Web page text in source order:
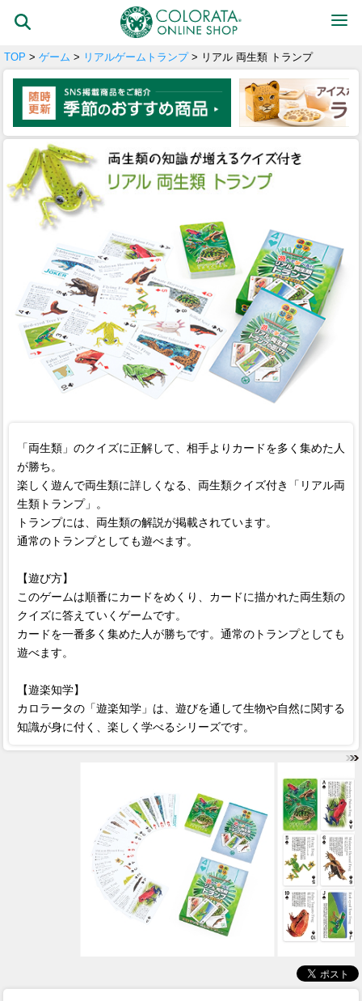
TOP > ゲーム > リアルゲームトランプ> リアル 両生類 トランプ
「両生類」のクイズに正解して、相手よりカードを多く集めた人
が勝ち。
楽しく遊んで両生類に詳しくなる、両生類クイズ付き「リアル両
生類トランプ」。
トランプには、両生類の解説が掲載されています。
通常のトランプとしても遊べます。
【遊び方】
このゲームは順番にカードをめくり、カードに描かれた両生類の
クイズに答えていくゲームです。
カードを一番多く集めた人が勝ちです。通常のトランプとしても
遊べます。
【遊楽知学】
カロラータの「遊楽知学」は、遊びを通して生物や自然に関する
知識が身に付く、楽しく学べるシリーズです。